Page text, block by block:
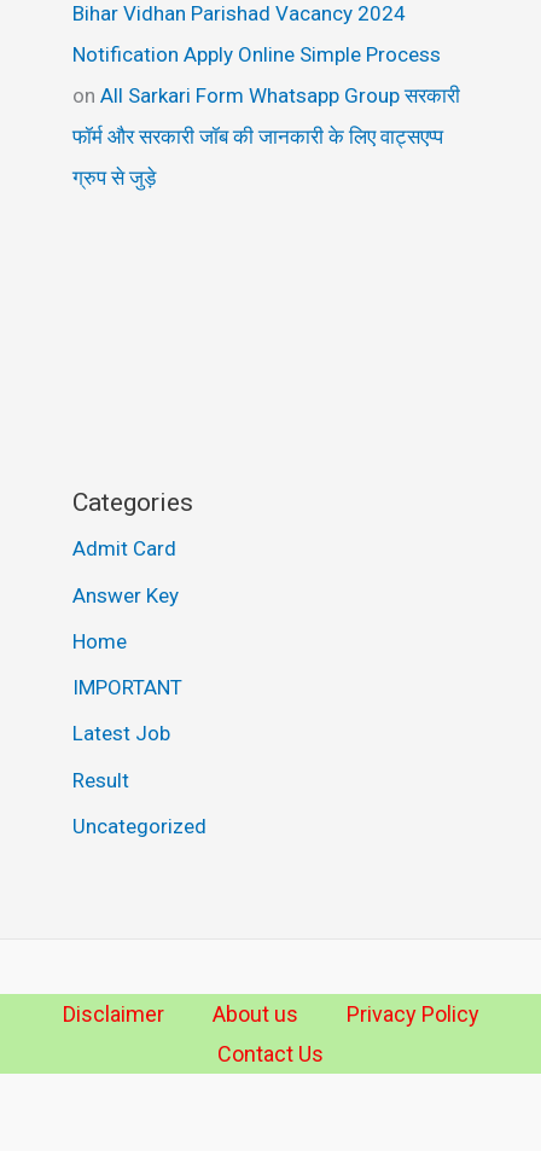
Bihar Vidhan Parishad Vacancy 2024
Notification Apply Online Simple Process
onAll Sarkari Form Whatsapp Group सरकारी
फॉर्म और सरकारी जॉब की जानकारी के लिए वाट्सएप्प
ग्रुप से जुड़े
Categories
Admit Card
Answer Key
Home
IMPORTANT
Latest Job
Result
Uncategorized
Disclaimer About us
Privacy Policy
Contact Us